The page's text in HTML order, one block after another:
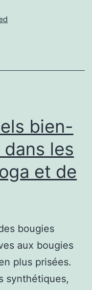
bien-
les
et de
bougies
aux bougies
plus prisées.
synthétiques,